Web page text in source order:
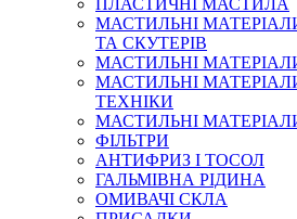
ПЛАСТИЧНІ МАСТИЛА
МАСТИЛЬНІ
ТА СКУТЕРІВ
МАСТИЛЬНІ
МАСТИЛЬНІ
ТЕХНІКИ
МАСТИЛЬНІ
ФІЛЬТРИ
АНТИФРИЗ І ТОСОЛ
ГАЛЬМІВНА РІДИНА
ОМИВАЧІ СКЛА